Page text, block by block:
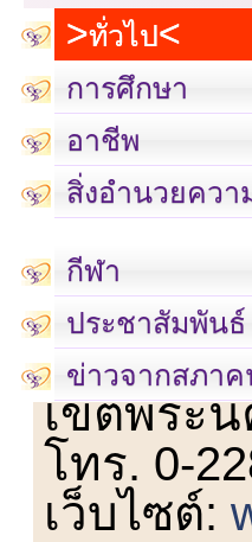
ทั่วไป
การศึกษา
อาชีพ
สิ่งอำนวยควา
กีฬา
ประชาสัมพันธ์
ข่าวจากสภาค
เลขที่ 23
เขตพระ
โทร. 0-
เว็บไซต์: